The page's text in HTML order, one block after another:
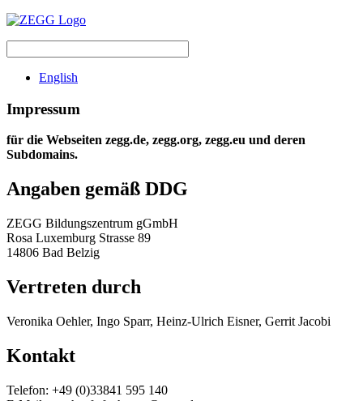
English
Impressum
für die Webseiten zegg.de, zegg.org, zegg.eu und deren
Subdomains.
Angaben gemäß DDG
ZEGG Bildungszentrum gGmbH
Rosa Luxemburg Strasse 89
14806 Bad Belzig
Vertreten durch
Veronika Oehler, Ingo Sparr, Heinz-Ulrich Eisner, Gerrit Jacobi
Kontakt
Telefon: +49 (0)33841 595 140